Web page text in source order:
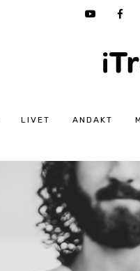
LIVET ANDAKT